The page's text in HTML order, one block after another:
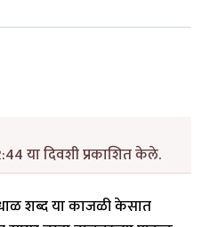
या दिवशी प्रकाशित केले.
शब्द या काजळी केसात